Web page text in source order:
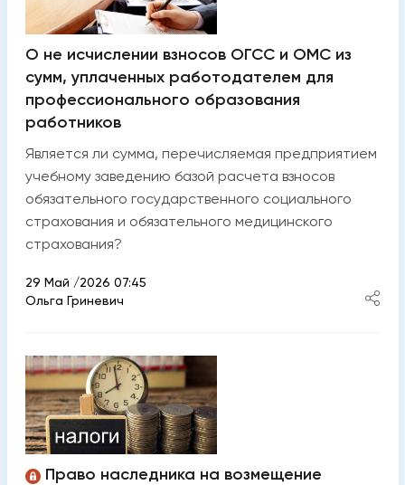
О не исчислении взносов ОГСС и ОМС из
сумм, уплаченных работодателем для
профессионального образования
работников
Является ли сумма, перечисляемая предприятием
учебному заведению базой расчета взносов
обязательного государственного социального
страхования и обязательного медицинского
страхования?
29 Май /2026 07:45
Ольга Гриневич
Право наследника на возмещение